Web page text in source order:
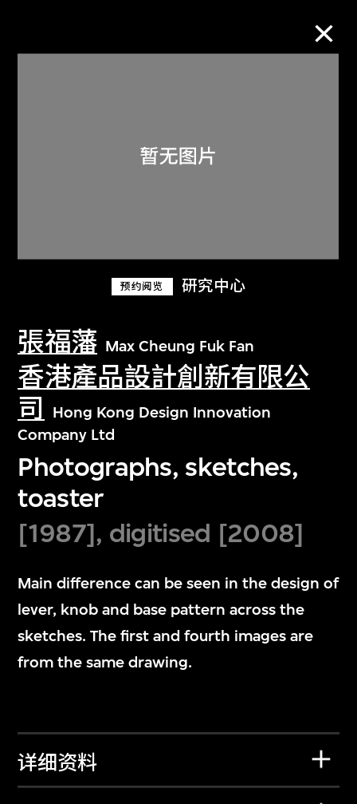
预约阅览 研究中心
張福藩 Max Cheung Fuk Fan
香港產品設計創新有限公
司
Hong Kong Design Innovation
Company Ltd
Photographs, sketches,
toaster
[1987], digitised [2008]
Main difference can be seen in the design of
lever, knob and base pattern across the
sketches. The first and fourth images are
from the same drawing.
详细资料
关于M+藏品
探索世界顶级的二十及二十一世纪视觉
文化藏品。